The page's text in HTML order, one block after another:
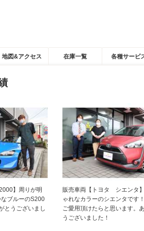
地図&アクセス 在庫一覧 各種サービ
】周りが明
ブルーのS200
とうございまし
販売車両【トヨタ シエンタ
ゃれなカラーのシエンタです
ご愛用頂けたらと思います。
うございました！